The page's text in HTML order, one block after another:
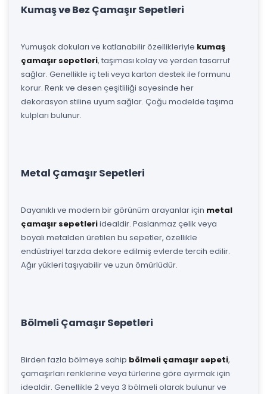
Kumaş ve Bez Çamaşır Sepetleri
Yumuşak dokuları ve katlanabilir özellikleriyle kumaş
çamaşır sepetleri, taşıması kolay ve yerden tasarruf
sağlar. Genellikle iç teli veya karton destek ile formunu
korur. Renk ve desen çeşitliliği sayesinde her
dekorasyon stiline uyum sağlar. Çoğu modelde taşıma
kulpları bulunur.
Metal Çamaşır Sepetleri
Dayanıklı ve modern bir görünüm arayanlar için metal
çamaşır sepetleriidealdir. Paslanmaz çelik veya
boyalı metalden üretilen bu sepetler, özellikle
endüstriyel tarzda dekore edilmiş evlerde tercih edilir.
Ağır yükleri taşıyabilir ve uzun ömürlüdür.
Bölmeli Çamaşır Sepetleri
Birden fazla bölmeye sahip bölmeli çamaşır sepeti,
çamaşırları renklerine veya türlerine göre ayırmak için
idealdir. Genellikle 2 veya 3 bölmeli olarak bulunur ve